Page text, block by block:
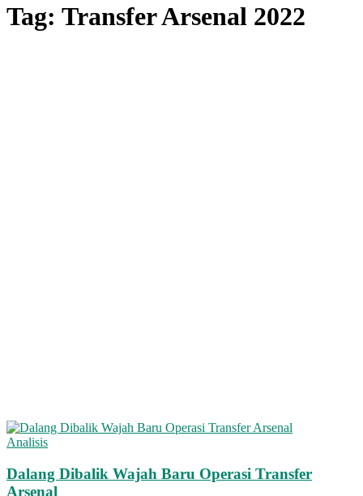
Tag: Transfer Arsenal 2022
Analisis
Dalang Dibalik Wajah Baru Operasi Transfer
Arsenal